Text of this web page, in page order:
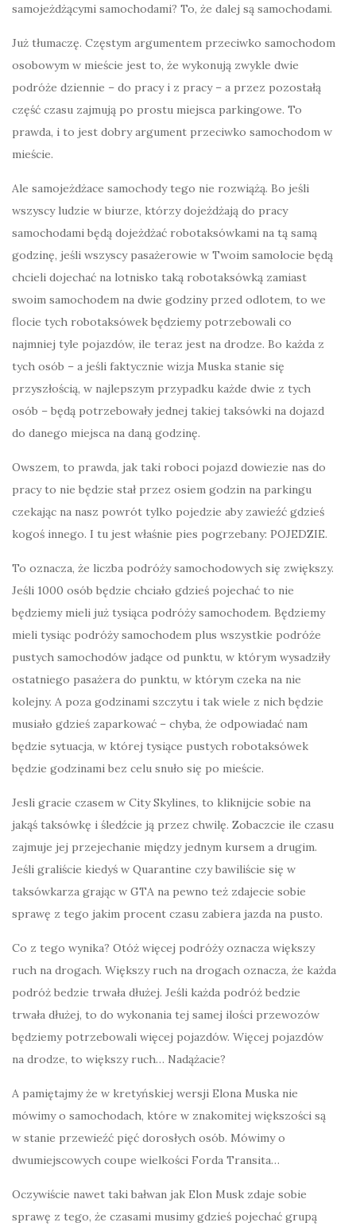
samojeżdżącymi samochodami? To, że dalej są samochodami.
Już tłumaczę. Częstym argumentem przeciwko samochodom
osobowym w mieście jest to, że wykonują zwykle dwie
podróże dziennie – do pracy i z pracy – a przez pozostałą
część czasu zajmują po prostu miejsca parkingowe. To
prawda, i to jest dobry argument przeciwko samochodom w
mieście.
Ale samojeżdżace samochody tego nie rozwiążą. Bo jeśli
wszyscy ludzie w biurze, którzy dojeżdżają do pracy
samochodami będą dojeżdżać robotaksówkami na tą samą
godzinę, jeśli wszyscy pasażerowie w Twoim samolocie będą
chcieli dojechać na lotnisko taką robotaksówką zamiast
swoim samochodem na dwie godziny przed odlotem, to we
flocie tych robotaksówek będziemy potrzebowali co
najmniej tyle pojazdów, ile teraz jest na drodze. Bo każda z
tych osób – a jeśli faktycznie wizja Muska stanie się
przyszłością, w najlepszym przypadku każde dwie z tych
osób – będą potrzebowały jednej takiej taksówki na dojazd
do danego miejsca na daną godzinę.
Owszem, to prawda, jak taki roboci pojazd dowiezie nas do
pracy to nie będzie stał przez osiem godzin na parkingu
czekając na nasz powrót tylko pojedzie aby zawieźć gdzieś
kogoś innego. I tu jest właśnie pies pogrzebany: POJEDZIE.
To oznacza, że liczba podróży samochodowych się zwiększy.
Jeśli 1000 osób będzie chciało gdzieś pojechać to nie
będziemy mieli już tysiąca podróży samochodem. Będziemy
mieli tysiąc podróży samochodem plus wszystkie podróże
pustych samochodów jadące od punktu, w którym wysadziły
ostatniego pasażera do punktu, w którym czeka na nie
kolejny. A poza godzinami szczytu i tak wiele z nich będzie
musiało gdzieś zaparkować – chyba, że odpowiadać nam
będzie sytuacja, w której tysiące pustych robotaksówek
będzie godzinami bez celu snuło się po mieście.
Jesli gracie czasem w City Skylines, to kliknijcie sobie na
jakąś taksówkę i śledźcie ją przez chwilę. Zobaczcie ile czasu
zajmuje jej przejechanie między jednym kursem a drugim.
Jeśli graliście kiedyś w Quarantine czy bawiliście się w
taksówkarza grając w GTA na pewno też zdajecie sobie
sprawę z tego jakim procent czasu zabiera jazda na pusto.
Co z tego wynika? Otóż więcej podróży oznacza większy
ruch na drogach. Większy ruch na drogach oznacza, że każda
podróż bedzie trwała dłużej. Jeśli każda podróż bedzie
trwała dłużej, to do wykonania tej samej ilości przewozów
będziemy potrzebowali więcej pojazdów. Więcej pojazdów
na drodze, to większy ruch… Nadążacie?
A pamiętajmy że w kretyńskiej wersji Elona Muska nie
mówimy o samochodach, które w znakomitej większości są
w stanie przewieźć pięć dorosłych osób. Mówimy o
dwumiejscowych coupe wielkości Forda Transita…
Oczywiście nawet taki bałwan jak Elon Musk zdaje sobie
sprawę z tego, że czasami musimy gdzieś pojechać grupą